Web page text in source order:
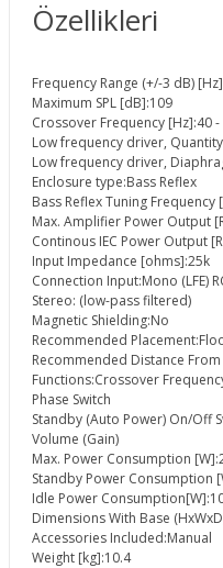
Özellikleri
Frequency Range (+/-3 dB)
Maximum SPL [dB]:109
Crossover Frequency [Hz]:40
Low frequency driver,
Low frequency driver,
Enclosure type:Bass Reflex
Bass Reflex Tuning Frequency
Max. Amplifier Power Output
Continous IEC Power Output
Input Impedance [ohms]:25k
Connection Input:Mono (LFE)
Stereo: (low-pass filtered)
Magnetic Shielding:No
Recommended Placement:
Recommended Distance
Functions:Crossover
Phase Switch
Standby (Auto Power) On/Off
Volume (Gain)
Max. Power Consumption [W]:
Standby Power Consumption
Idle Power Consumption[W]:
Dimensions With Base
Accessories Included:Manual
Weight [kg]:10.4